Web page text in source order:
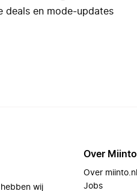
deals en mode-updates
wij
Over Miinto
Over miinto.nl
Jobs